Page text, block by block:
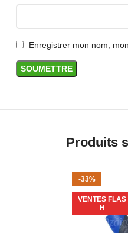
Enregistrer mon nom,
Produits
-33%
VENTES FLAS
H